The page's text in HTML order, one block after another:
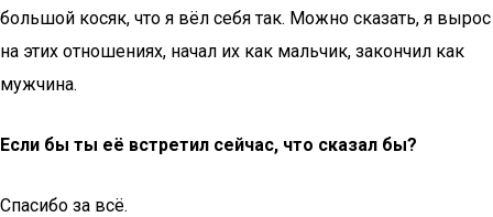
большой косяк, что я вёл себя так. Можно сказать, я вырос
на этих отношениях, начал их как мальчик, закончил как
мужчина.
Если бы ты её встретил сейчас, что сказал бы?
Спасибо за всё.